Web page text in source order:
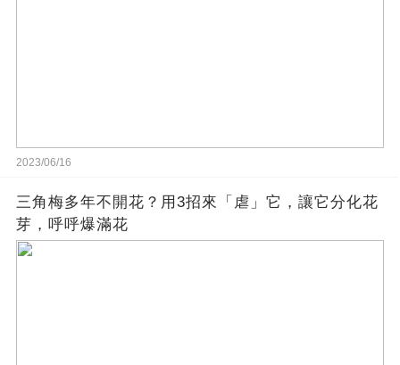
2023/06/16
三角梅多年不開花？用3招來「虐」它，讓它分化花
芽，呼呼爆滿花